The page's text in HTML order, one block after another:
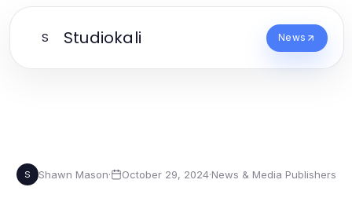
S Studiokali News
S Shawn Mason· October 29, 2024·News & Media Publishers